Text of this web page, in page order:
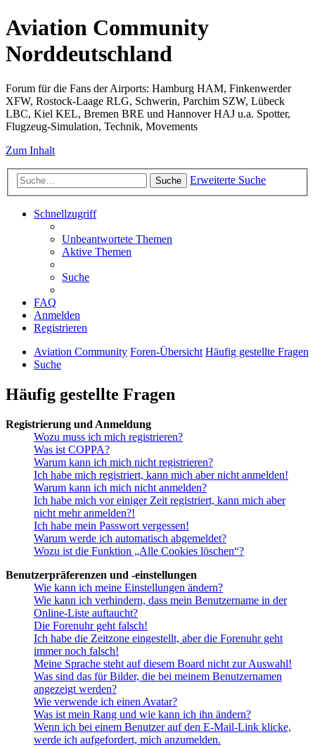
Aviation Community
Norddeutschland
Forum für die Fans der Airports: Hamburg HAM, Finkenwerder
XFW, Rostock-Laage RLG, Schwerin, Parchim SZW, Lübeck
LBC, Kiel KEL, Bremen BRE und Hannover HAJ u.a. Spotter,
Flugzeug-Simulation, Technik, Movements
Zum Inhalt
Suche Erweiterte Suche
Schnellzugriff
Unbeantwortete Themen
Aktive Themen
Suche
FAQ
Anmelden
Registrieren
Aviation Community Foren-Übersicht Häufig gestellte Fragen
Suche
Häufig gestellte Fragen
Registrierung und Anmeldung
Wozu muss ich mich registrieren?
Was ist COPPA?
Warum kann ich mich nicht registrieren?
Ich habe mich registriert, kann mich aber nicht anmelden!
Warum kann ich mich nicht anmelden?
Ich habe mich vor einiger Zeit registriert, kann mich aber
nicht mehr anmelden?!
Ich habe mein Passwort vergessen!
Warum werde ich automatisch abgemeldet?
Wozu ist die Funktion „Alle Cookies löschen“?
Benutzerpräferenzen und -einstellungen
Wie kann ich meine Einstellungen ändern?
Wie kann ich verhindern, dass mein Benutzername in der
Online-Liste auftaucht?
Die Forenuhr geht falsch!
Ich habe die Zeitzone eingestellt, aber die Forenuhr geht
immer noch falsch!
Meine Sprache steht auf diesem Board nicht zur Auswahl!
Was sind das für Bilder, die bei meinem Benutzernamen
angezeigt werden?
Wie verwende ich einen Avatar?
Was ist mein Rang und wie kann ich ihn ändern?
Wenn ich bei einem Benutzer auf den E-Mail-Link klicke,
werde ich aufgefordert, mich anzumelden.